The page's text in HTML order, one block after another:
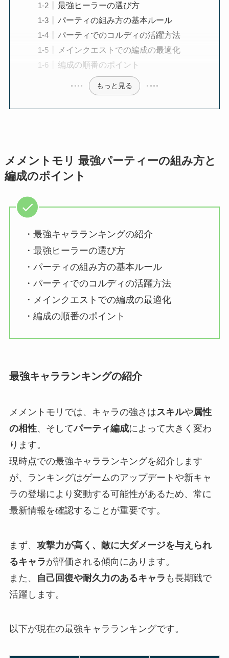
最強ヒーラーの選び方
パーティの組み方の基本ルール
パーティでのコルディの活躍方法
メインクエストでの編成の最適化
編成の順番のポイント
もっと見る
メメントモリ 最強パーティーの組み方と
編成のポイント
・最強キャラランキングの紹介
・最強ヒーラーの選び方
・パーティの組み方の基本ルール
・パーティでのコルディの活躍方法
・メインクエストでの編成の最適化
・編成の順番のポイント
最強キャラランキングの紹介
メメントモリでは、キャラの強さはスキルや属性
の相性、そしてパーティ編成によって大きく変わ
ります。
現時点での最強キャラランキングを紹介します
が、ランキングはゲームのアップデートや新キャ
ラの登場により変動する可能性があるため、常に
最新情報を確認することが重要です。
まず、 攻撃力が高く、敵に大ダメージを与えられ
るキャラが評価される傾向にあります。
また、
自己回復や耐久力のあるキャラ も長期戦で
活躍します。
以下が現在の最強キャラランキングです。